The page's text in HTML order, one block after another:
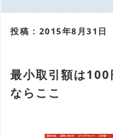
投稿 : 2015年8月31日
最小取引額は
ならここ